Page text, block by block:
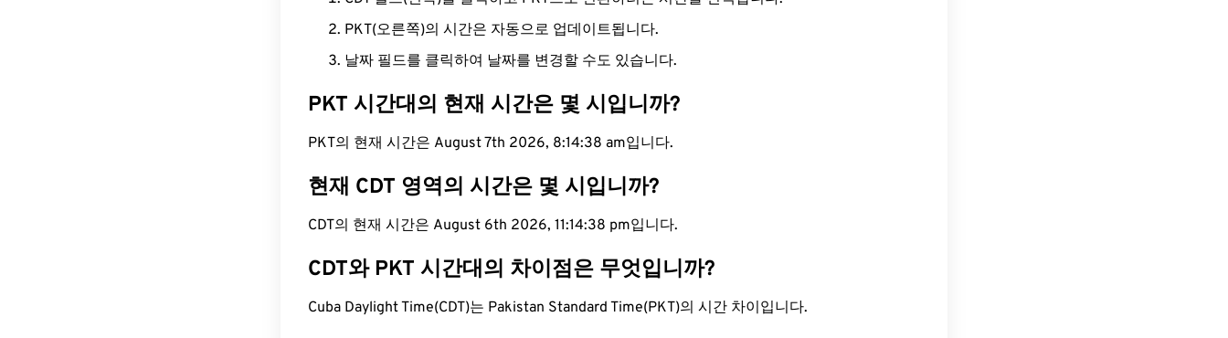
PKT(오른쪽)의 시간은 자동으로 업데이트됩니다.
날짜 필드를 클릭하여 날짜를 변경할 수도 있습니다.
PKT 시간대의 현재 시간은 몇 시입니까?
PKT의 현재 시간은 August 7th 2026, 8:14:39 am입니다.
현재 CDT 영역의 시간은 몇 시입니까?
CDT의 현재 시간은 August 6th 2026, 11:14:39 pm입니다.
CDT와 PKT 시간대의 차이점은 무엇입니까?
Cuba Daylight Time(CDT)는 Pakistan Standard Time(PKT)의 시간 차이입니다.